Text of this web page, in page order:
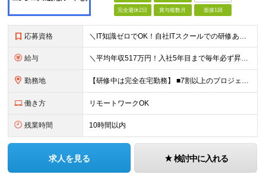
完全週休2日 賞与複数月 面接1回
応募資格 ＼IT知識ゼロでOK！自社ITスクールでの研修あり／ ■完全未経験OK(文系出身70％) ■第二新卒歓迎 ■学歴不問 └社会人未経験の方も歓迎します！ 5名以上の採用を予定しているので、同期と入社も
給与 ＼平均年収517万円！入社5年目まで毎年必ず昇給／ ■賞与年3回 ■年収800万円以上も可 ■入社3年以上の平均年収469.2万円 月給23万2000円以上＋賞与年3回＋各種手当 ☆入社5年目まで最
勤務地 【研修中は完全在宅勤務】 ■7割以上のプロジェクトでリモートワークを導入 ■フルリモートもあり ■一都三県のプロジェクト先 ■転居を伴う転勤なし ＜プロジェクト先＞ 東京・神奈川・千葉・埼玉でのプロ
働き方 リモートワークOK
残業時間 10時間以内
求人を見る 検討中に入れる